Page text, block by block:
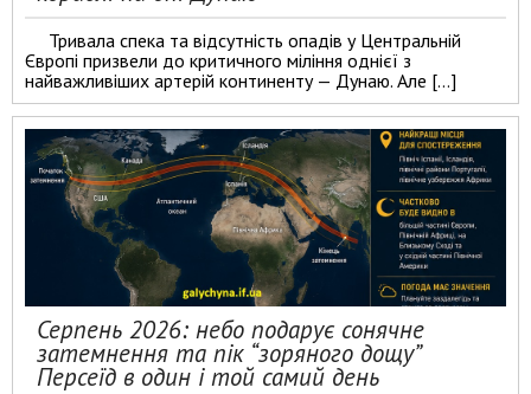
Тривала спека та відсутність опадів у Центральній
Європі призвели до критичного міління однієї з
найважливіших артерій континенту — Дунаю. Але […]
Серпень 2026: небо подарує сонячне
затемнення та пік “зоряного дощу”
Персеїд в один і той самий день